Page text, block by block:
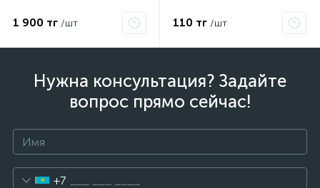
1 900 тг /шт 110 тг /шт
Нужна консультация? Задайте
вопрос прямо сейчас!
+7